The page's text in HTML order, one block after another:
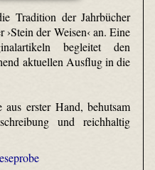
Tradition der Jahrbücher
›Stein der Weisen‹ an. Eine
begleitet den
aktuellen Ausflug in die
erster Hand, behutsam
und reichhaltig